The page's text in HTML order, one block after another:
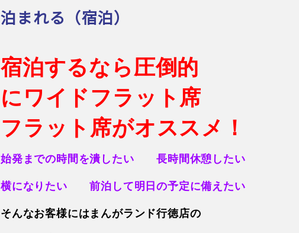
泊まれる（宿泊）
宿泊するなら圧倒的
にワイドフラット席
フラット席がオススメ！
始発までの時間を潰したい 長時間休憩したい
横になりたい 前泊して明日の予定に備えたい
そんなお客様にはまんがランド行徳店の